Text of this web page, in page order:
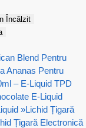
Încălzit
Blend Pentru
Ananas Pentru
– E-Liquid TPD
E-Liquid
»Lichid Țigară
Țigară Electronică